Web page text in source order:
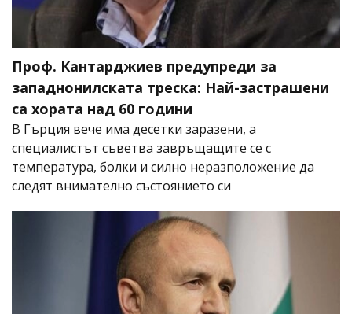
Проф. Кантарджиев предупреди за
западнонилската треска: Най-застрашени
са хората над 60 години
В Гърция вече има десетки заразени, а
специалистът съветва завръщащите се с
температура, болки и силно неразположение да
следят внимателно състоянието си